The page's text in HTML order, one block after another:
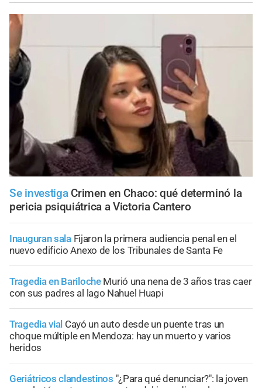
Se investiga Crimen en Chaco: qué determinó la
pericia psiquiátrica a Victoria Cantero
Inauguran sala Fijaron la primera audiencia penal en el
nuevo edificio Anexo de los Tribunales de Santa Fe
Tragedia en Bariloche Murió una nena de 3 años tras caer
con sus padres al lago Nahuel Huapi
Tragedia vial Cayó un auto desde un puente tras un
choque múltiple en Mendoza: hay un muerto y varios
heridos
Geriátricos clandestinos "¿Para qué denunciar?": la joven